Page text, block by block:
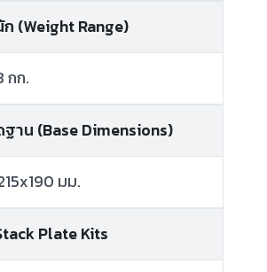
(Weight Range)
กก.
าน (Base Dimensions)
มม.
Plate Kits